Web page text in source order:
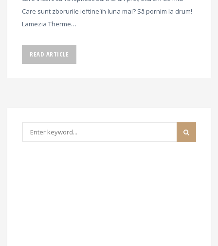
Care sunt zborurile ieftine în luna mai? Să pornim la drum!
Lamezia Therme…
READ ARTICLE